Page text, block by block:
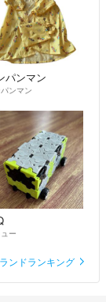
パンマン
ンマン
ー
ンドランキング